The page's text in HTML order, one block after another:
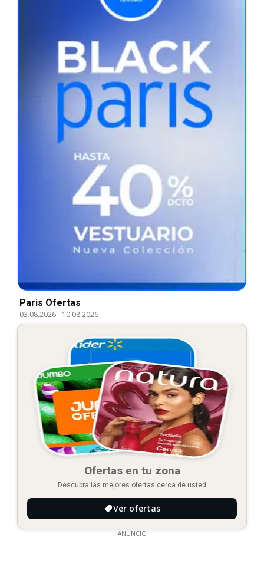
Paris Ofertas
03.08.2026- 10.08.2026
Ofertas en tu zona
Descubra las mejores ofertas cerca de usted
Ver ofertas
ANUNCIO